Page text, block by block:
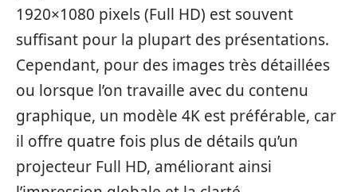
1920×1080 pixels (Full HD) est souvent
suffisant pour la plupart des présentations.
Cependant, pour des images très détaillées
ou lorsque l’on travaille avec du contenu
graphique, un modèle 4K est préférable, car
il offre quatre fois plus de détails qu’un
projecteur Full HD, améliorant ainsi